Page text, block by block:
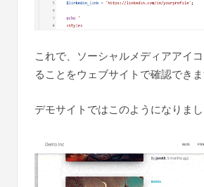
これで、ソーシャルメディアアイ
ることをウェブサイトで確認できま
デモサイトではこのようになりまし